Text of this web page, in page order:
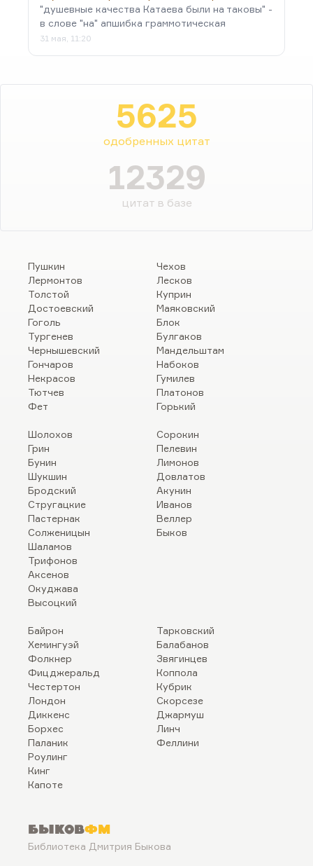
"душевные качества Катаева были на таковы" -
в слове "на" апшибка граммотическая
31 мая, 11:20
5625
одобренных цитат
12329
цитат в базе
Пушкин
Лермонтов
Толстой
Достоевский
Гоголь
Тургенев
Чернышевский
Гончаров
Некрасов
Тютчев
Фет
Чехов
Лесков
Куприн
Маяковский
Блок
Булгаков
Мандельштам
Набоков
Гумилев
Платонов
Горький
Шолохов
Грин
Бунин
Шукшин
Бродский
Стругацкие
Пастернак
Солженицын
Шаламов
Трифонов
Аксенов
Окуджава
Высоцкий
Сорокин
Пелевин
Лимонов
Довлатов
Акунин
Иванов
Веллер
Быков
Байрон
Хемингуэй
Фолкнер
Фицджеральд
Честертон
Лондон
Диккенс
Борхес
Паланик
Роулинг
Кинг
Капоте
Тарковский
Балабанов
Звягинцев
Коппола
Кубрик
Скорсезе
Джармуш
Линч
Феллини
БыковФМ
Библиотека Дмитрия Быкова